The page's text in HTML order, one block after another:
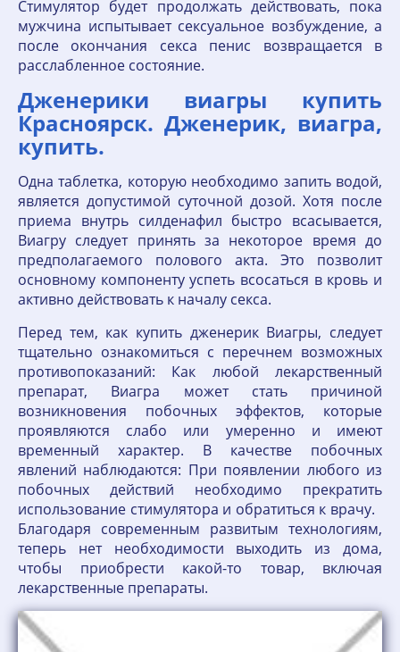
Стимулятор будет продолжать действовать, пока
мужчина испытывает сексуальное возбуждение, а
после окончания секса пенис возвращается в
расслабленное состояние.
Дженерики виагры купить
Красноярск. Дженерик, виагра,
купить.
Одна таблетка, которую необходимо запить водой,
является допустимой суточной дозой. Хотя после
приема внутрь силденафил быстро всасывается,
Виагру следует принять за некоторое время до
предполагаемого полового акта. Это позволит
основному компоненту успеть всосаться в кровь и
активно действовать к началу секса.
Перед тем, как купить дженерик Виагры, следует
тщательно ознакомиться с перечнем возможных
противопоказаний: Как любой лекарственный
препарат, Виагра может стать причиной
возникновения побочных эффектов, которые
проявляются слабо или умеренно и имеют
временный характер. В качестве побочных
явлений наблюдаются: При появлении любого из
побочных действий необходимо прекратить
использование стимулятора и обратиться к врачу.
Благодаря современным развитым технологиям,
теперь нет необходимости выходить из дома,
чтобы приобрести какой-то товар, включая
лекарственные препараты.